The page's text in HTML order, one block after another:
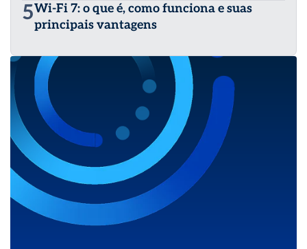
5Wi-Fi 7: o que é, como funciona e suas
principais vantagens